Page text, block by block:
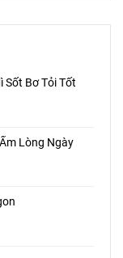
Sốt Bơ Tỏi Tốt
Lòng Ngày